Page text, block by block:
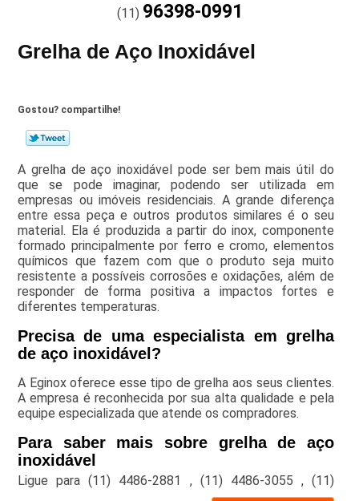
(11) 96398-0991
Grelha de Aço Inoxidável
Gostou? compartilhe!
A grelha de aço inoxidável pode ser bem mais útil do
que se pode imaginar, podendo ser utilizada em
empresas ou imóveis residenciais. A grande diferença
entre essa peça e outros produtos similares é o seu
material. Ela é produzida a partir do inox, componente
formado principalmente por ferro e cromo, elementos
químicos que fazem com que o produto seja muito
resistente a possíveis corrosões e oxidações, além de
responder de forma positiva a impactos fortes e
diferentes temperaturas.
Precisa de uma especialista em grelha
de aço inoxidável?
A Eginox oferece esse tipo de grelha aos seus clientes.
A empresa é reconhecida por sua alta qualidade e pela
equipe especializada que atende os compradores.
Para saber mais sobre grelha de aço
inoxidável
Ligue para(11) 4486-2881 , (11) 4486-3055 ,(11)